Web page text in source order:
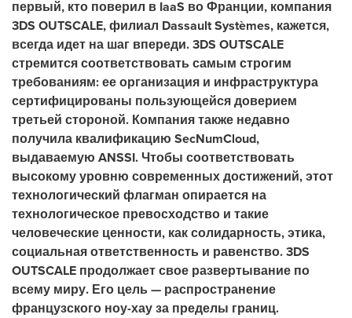
первый, кто поверил в IaaS во Франции, компания
3DS OUTSCALE, филиал Dassault Systèmes, кажется,
всегда идет на шаг впереди. 3DS OUTSCALE
стремится соответствовать самым строгим
требованиям: ее организация и инфраструктура
сертифицированы пользующейся доверием
третьей стороной. Компания также недавно
получила квалификацию SecNumCloud,
выдаваемую ANSSI. Чтобы соответствовать
высокому уровню современных достижений, этот
технологический флагман опирается на
технологическое превосходство и такие
человеческие ценности, как солидарность, этика,
социальная ответственность и равенство. 3DS
OUTSCALE продолжает свое развертывание по
всему миру. Его цель — распространение
французского ноу-хау за пределы границ.